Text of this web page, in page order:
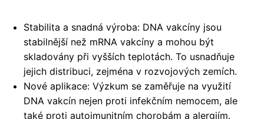
Stabilita a snadná výroba: DNA vakcíny jsou
stabilnější než mRNA vakcíny a mohou být
skladovány při vyšších teplotách. To usnadňuje
jejich distribuci, zejména v rozvojových zemích.
Nové aplikace: Výzkum se zaměřuje na využití
DNA vakcín nejen proti infekčním nemocem, ale
také proti autoimunitním chorobám a alergiím.